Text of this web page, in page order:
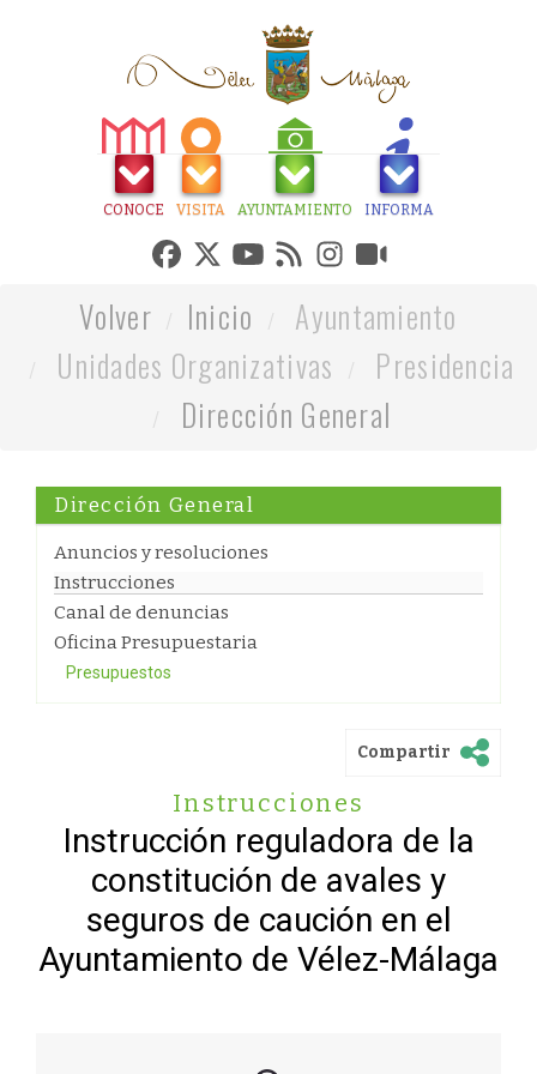
CONOCE VISITA AYUNTAMIENTO INFORMA
Volver Inicio
Ayuntamiento
Unidades Organizativas
Presidencia
Dirección General
Dirección General
Anuncios y resoluciones
Instrucciones
Canal de denuncias
Oficina Presupuestaria
Presupuestos
Compartir
Instrucciones
Instrucción reguladora de la
constitución de avales y
seguros de caución en el
Ayuntamiento de Vélez-Málaga